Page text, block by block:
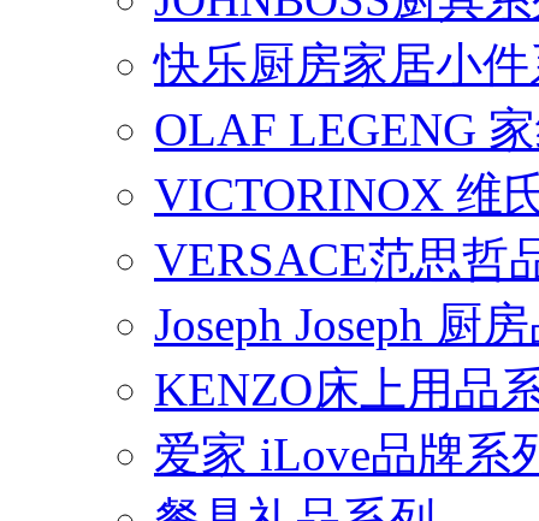
快乐厨房家居小
OLAF LEGENG
VICTORINOX 维
VERSACE范思哲
Joseph Joseph 厨
KENZO床上用品
爱家 iLove品牌系